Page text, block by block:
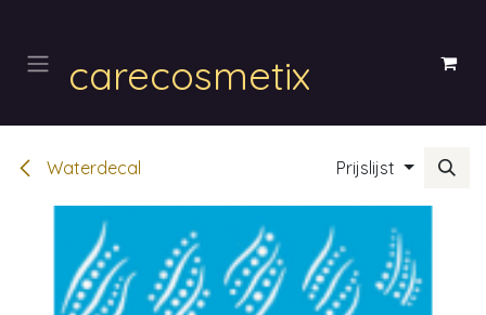
carecosmetix
Waterdecal Prijslijst